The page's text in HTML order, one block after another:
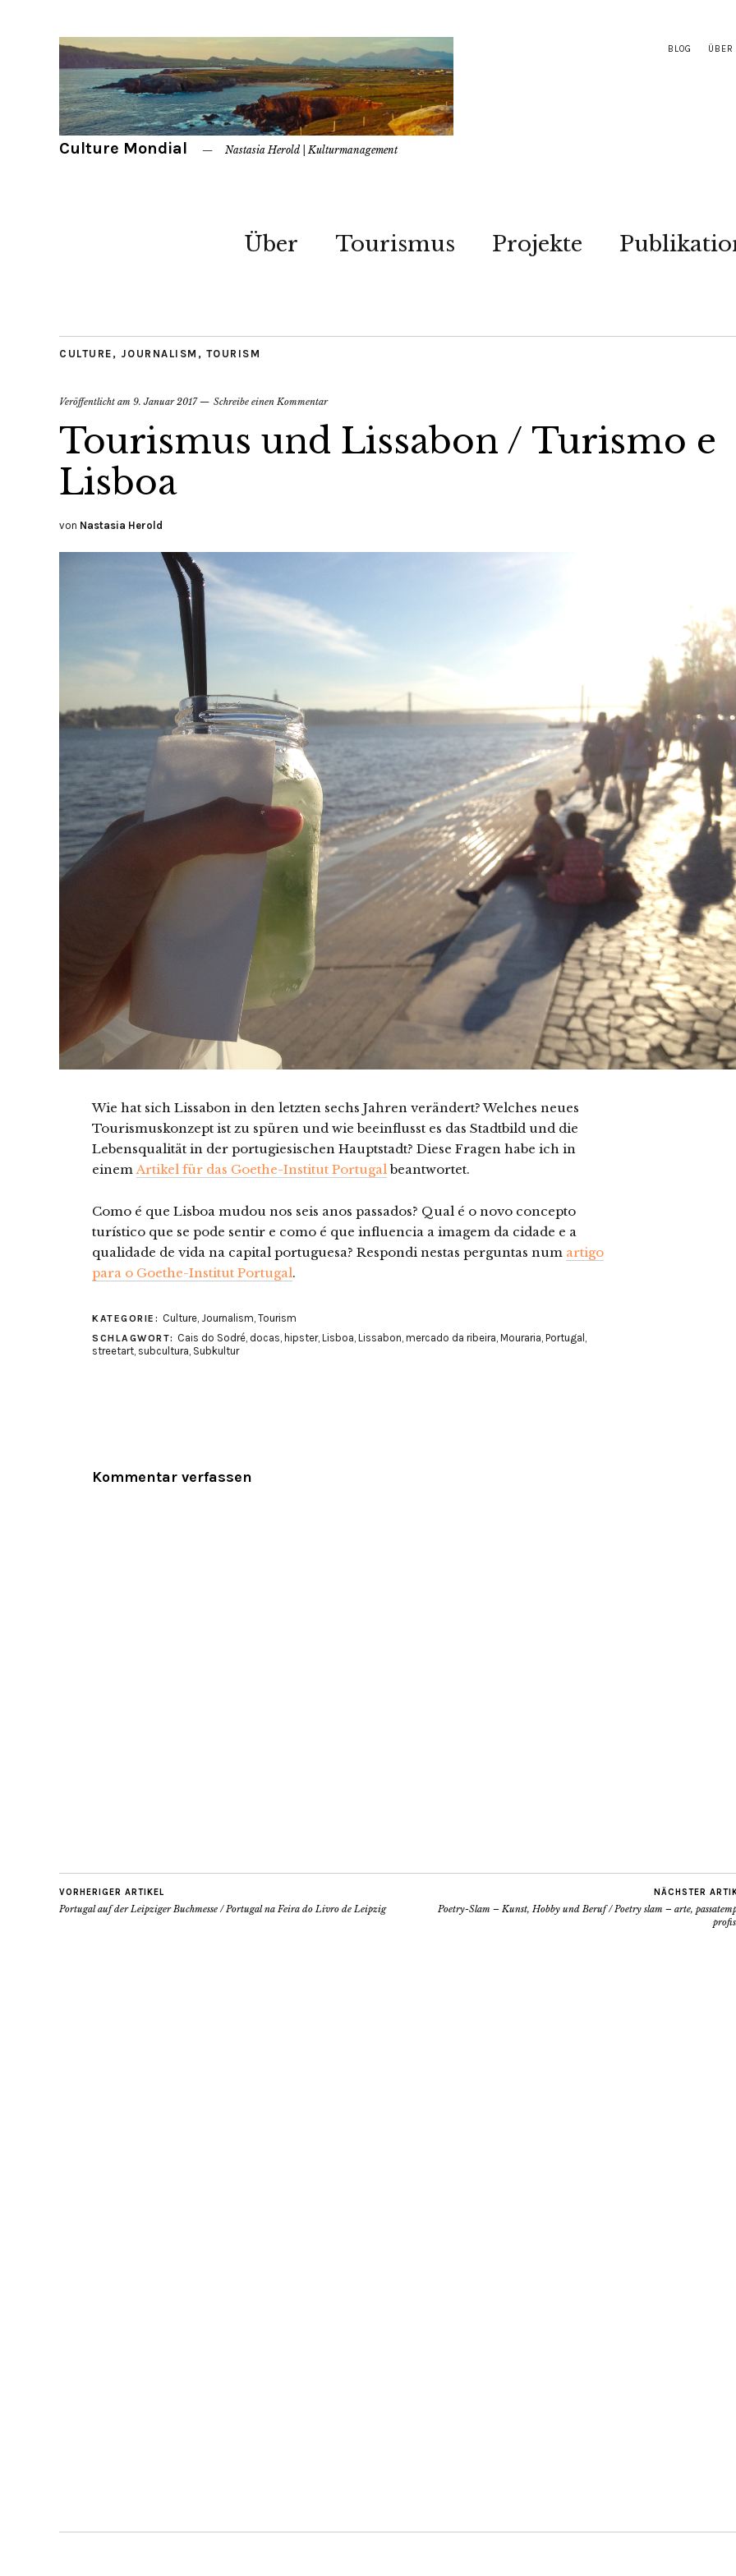
BLOG ÜBER
Culture Mondial Nastasia Herold | Kulturmanagement
Über Tourismus Projekte
CULTURE , JOURNALISM , TOURISM
Veröffentlicht am 9. Januar 2017 Schreibe einen Kommentar
Tourismus und Lissabon / Turismo e
Lisboa
von Nastasia Herold
Wie hat sich Lissabon in den letzten sechs Jahren verändert? Welches neues
Tourismuskonzept ist zu spüren und wie beeinflusst es das Stadtbild und die
Lebensqualität in der portugiesischen Hauptstadt? Diese Fragen habe ich in
einemArtikel für das Goethe-Institut Portugalbeantwortet.
Como é que Lisboa mudou nos seis anos passados? Qual é o novo concepto
turístico que se pode sentir e como é que influencia a imagem da cidade e a
qualidade de vida na capital portuguesa? Respondi nestas perguntas num artigo
para o Goethe-Institut Portugal.
KATEGORIE: Culture, Journalism, Tourism
SCHLAGWORT: Cais do Sodré, docas, hipster, Lisboa, Lissabon, mercado da ribeira, Mouraria, Portugal ,
streetart, subcultura, Subkultur
Kommentar verfassen
VORHERIGER ARTIKEL
Portugal auf der Leipziger Buchmesse / Portugal na Feira do Livro de Leipzig
NÄCHSTER
Poetry-Slam – Kunst, Hobby und Beruf / Poetry slam – arte,